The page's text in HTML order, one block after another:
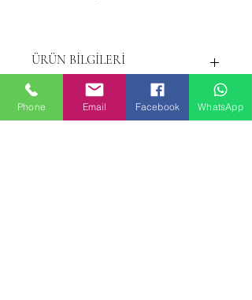
ÜRÜN BİLGİLERİ
ÜRÜN İÇERİĞİ: Resimde görülen 9
parçadan ibarettir. 9'lu set
Phone Email Facebook WhatsApp